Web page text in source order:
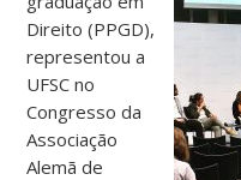
Direito (PPGD),
representou a
UFSC no
Congresso da
Associação
Alemã de